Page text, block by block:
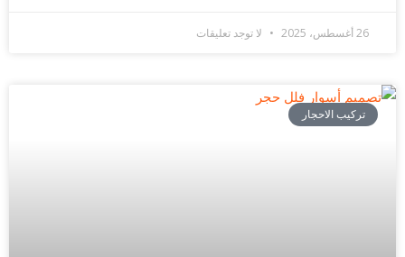
26 أغسطس، 2025 لا توجد تعليقات
تركيب الاحجار